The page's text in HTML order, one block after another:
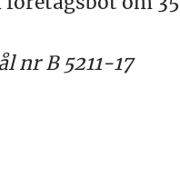
nr B 5211-17